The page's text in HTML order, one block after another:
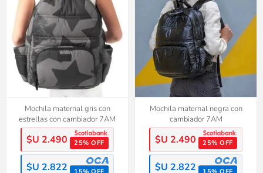
Mochila maternal gris con
estrellas con cambiador 7AM
$U 2.490 25% OFF
$U 2.822
Mochila maternal negra con
cambiador 7AM
$U 2.490 25% OFF
$U 2.822